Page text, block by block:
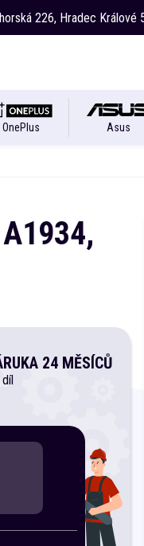
226, Hradec Králové
OnePlus Asus
24 MĚSÍCŮ
díl